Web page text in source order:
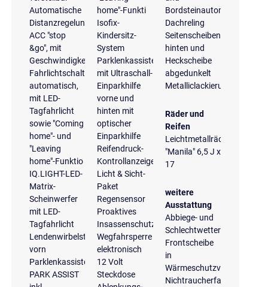
Automatische
Distanzregelung
ACC "stop
&go", mit
Geschwindigkeitsbegrenzer
Fahrlichtschaltung
automatisch,
mit LED-
Tagfahrlicht
sowie "Coming
home"- und
"Leaving
home"-Funktio
IQ.LIGHT-LED-
Matrix-
Scheinwerfer
mit LED-
Tagfahrlicht
Lendenwirbelstützen
vorn
Parklenkassistent
PARK ASSIST
home"-Funkti
Isofix-
Kindersitz-
System
Parklenkassistent
mit Ultraschall-
Einparkhilfe
vorne und
hinten mit
optischer
Einparkhilfe
Reifendruck-
Kontrollanzeige
Licht & Sicht-
Paket
Regensensor
Proaktives
Insassenschutzsystem
Wegfahrsperre
elektronisch
12 Volt
Steckdose
Bordsteinautomatik
Dachreling
Seitenscheiben
hinten und
Heckscheibe
abgedunkelt
Metalliclackierung
Räder und
Reifen
Leichtmetallräder
"Manila" 6,5 J x
17
weitere
Ausstattung
Abbiege- und
Schlechtwetterlicht
Frontscheibe
in
Wärmeschutzverglasung
Nichtraucherfahrzeug